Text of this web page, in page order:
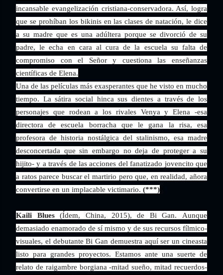
incansable evangelización cristiana-conservadora. Así, logra
que se prohíban los bikinis en las clases de natación, le dice
a su madre que es una adúltera porque se divorció de su
padre, le echa en cara al cura de la escuela su falta de
compromiso con el Señor y cuestiona las enseñanzas
científicas de Elena.
Una de las películas más exasperantes que he visto en mucho
tiempo. La sátira social hinca sus dientes a través de los
personajes que rodean a los rivales Venya y Elena -esa
directora de escuela borracha que le gana la risa, esa
profesora de historia nostálgica del stalinismo, esa madre
desconcertada que sin embargo no deja de proteger a su
hijito- y a través de las acciones del fanatizado jovencito que
a ratos parece buscar el martirio pero que, en realidad, añora
convertirse en un implacable victimario. (***)
Kaili Blues(Ídem, China, 2015), de Bi Gan.
Aunque
demasiado enamorado de sí mismo y de sus recursos fílmico-
visuales, el debutante Bi Gan demuestra aquí ser un cineasta
listo para grandes proyectos. Estamos ante una suerte de
relato de raigambre borgiana -mitad sueño, mitad recuerdos-